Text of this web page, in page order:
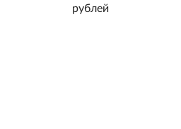
рублей